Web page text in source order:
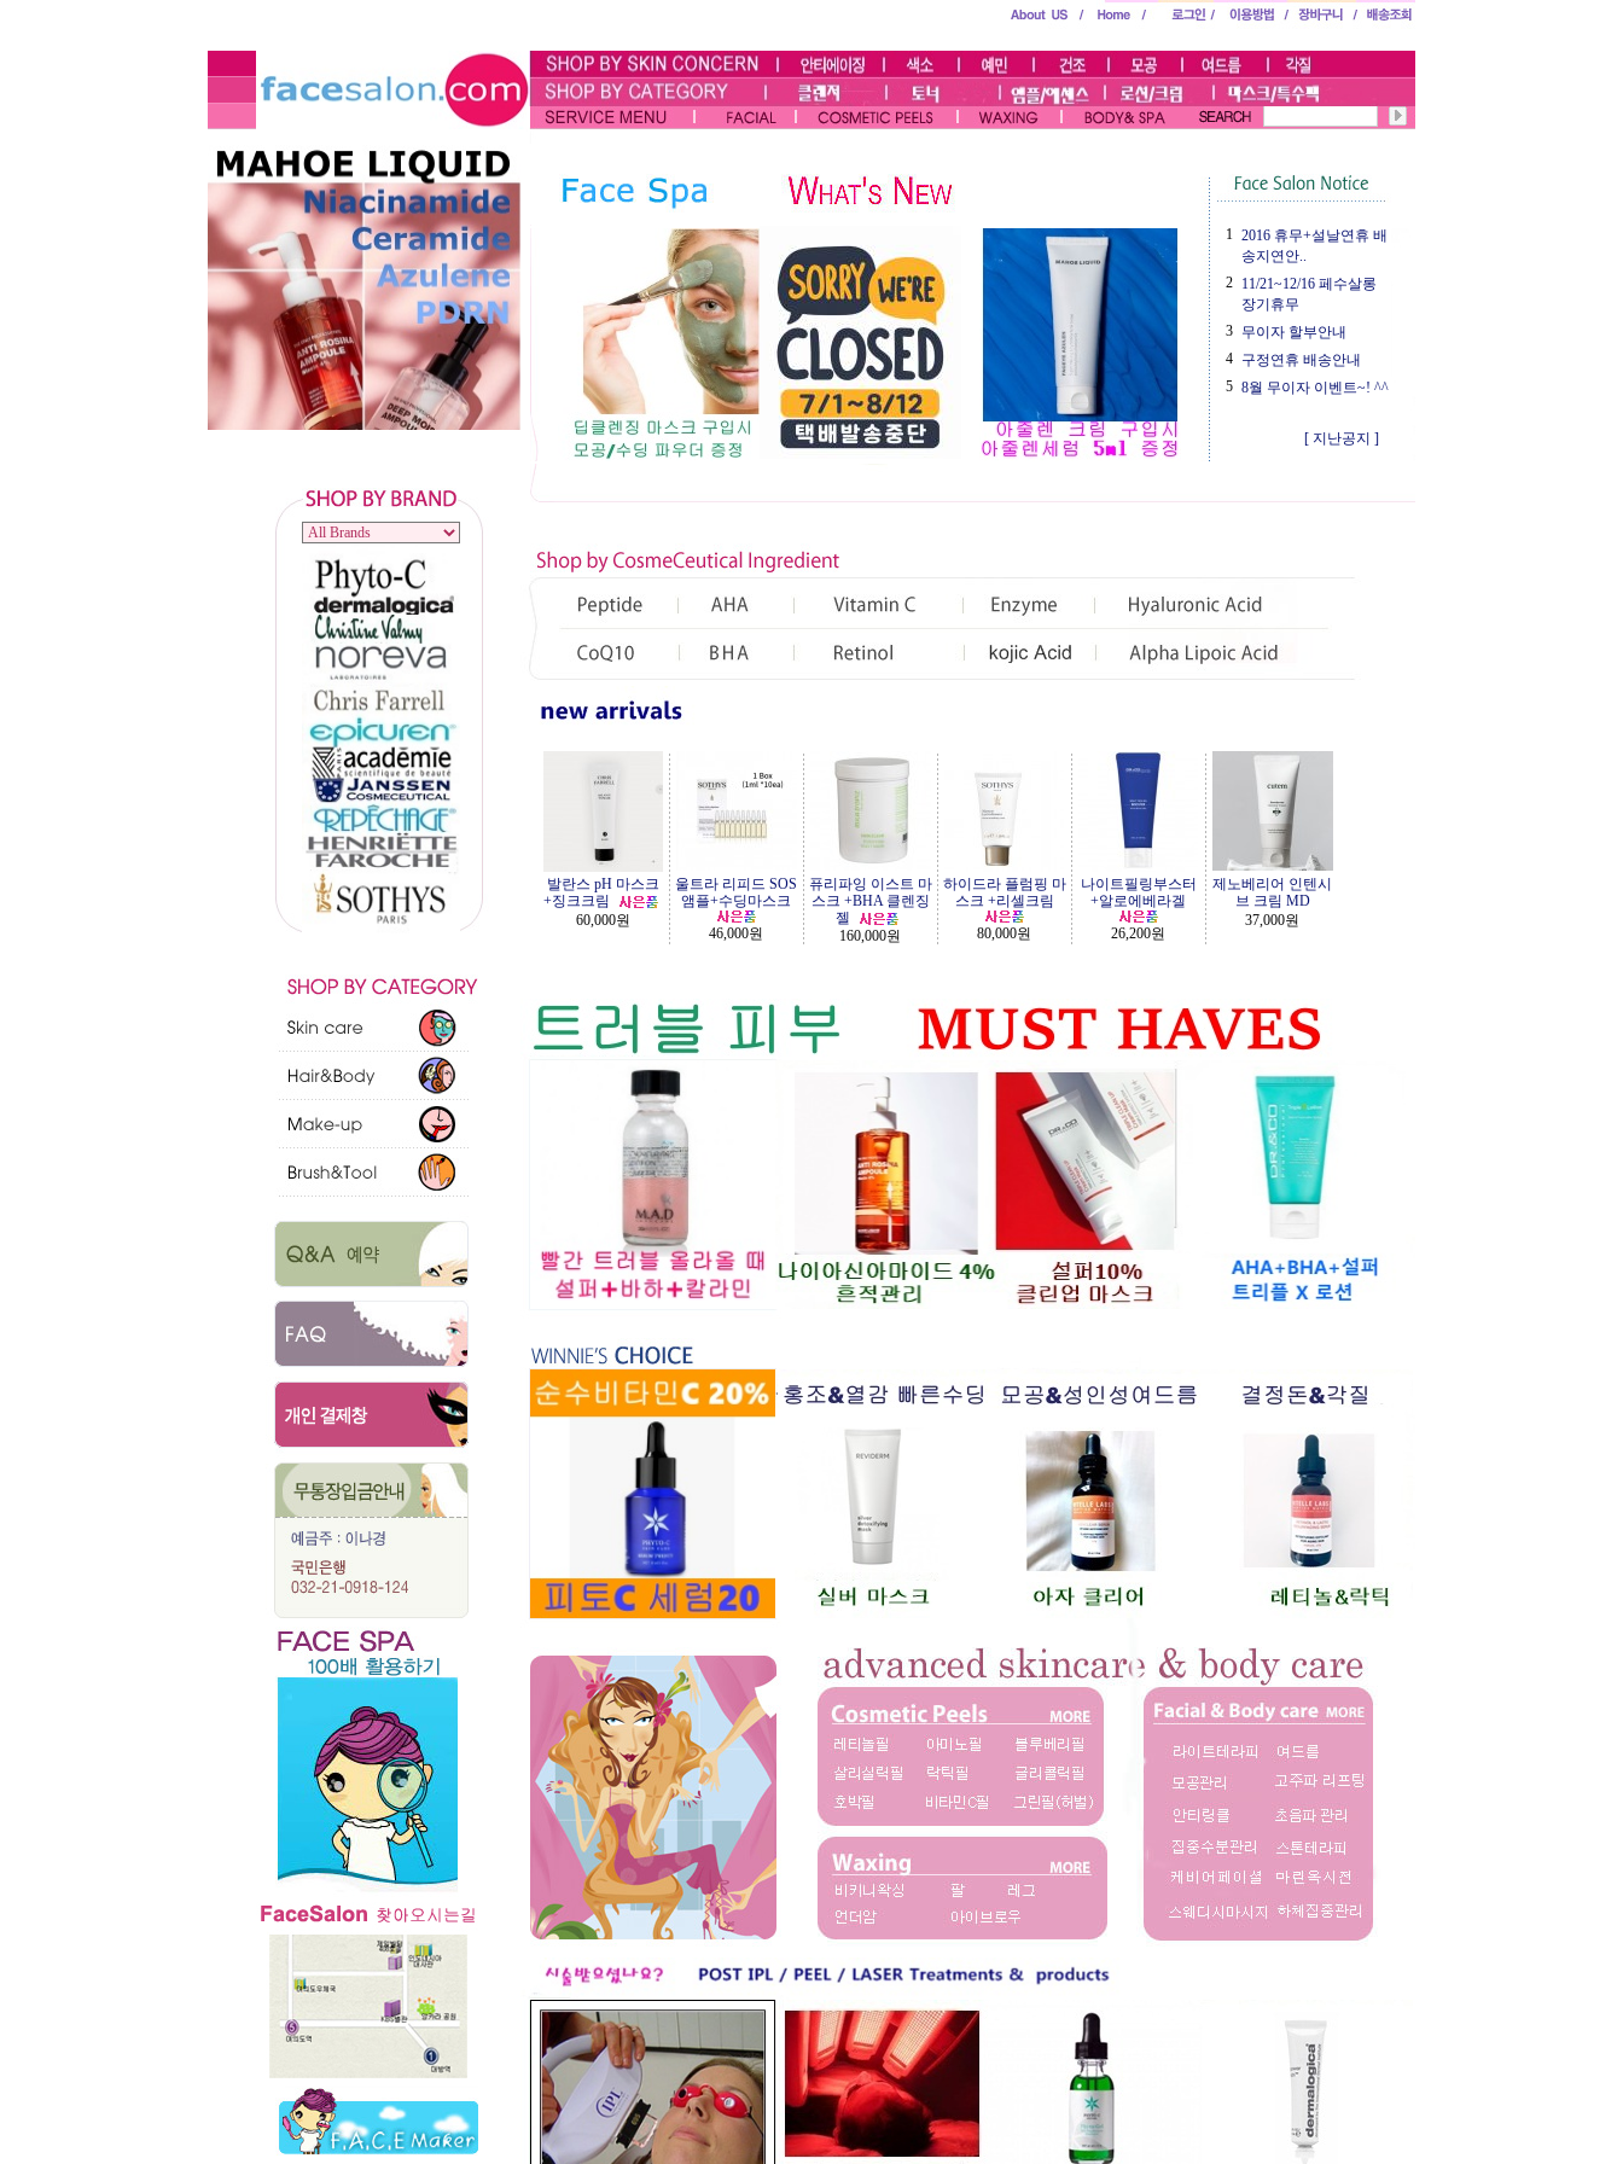
1 2016 휴무+설날연휴 배
송지연안..
2 11/21~12/16 페수살롱
장기휴무
3 무이자 할부안내
4 구정연휴 배송안내
5 8월 무이자 이벤트~! ^^
[ 지난공지 ]
발란스 pH 마스크
+징크크림
60,000원
울트라 리피드 SOS
앰플+수딩마스크
46,000원
퓨리파잉 이스트 마
스크 +BHA 클렌징
젤
160,000원
하이드라 플럼핑 마
스크 +리셀크림
80,000원
나이트필링부스터
+알로에베라겔
26,200원
제노베리어 인텐시
브 크림 MD
37,000원